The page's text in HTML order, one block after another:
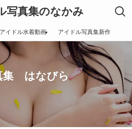
写真集のなかみ
アイドル水着動画 アイドル写真集新作
集 はなびら